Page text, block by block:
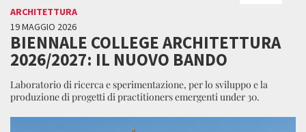
ARCHITETTURA
19 MAGGIO 2026
BIENNALE COLLEGE ARCHITETTURA
2026/2027: IL NUOVO BANDO
Laboratorio di ricerca e sperimentazione, per lo sviluppo e la
produzione di progetti di practitioners emergenti under 30.